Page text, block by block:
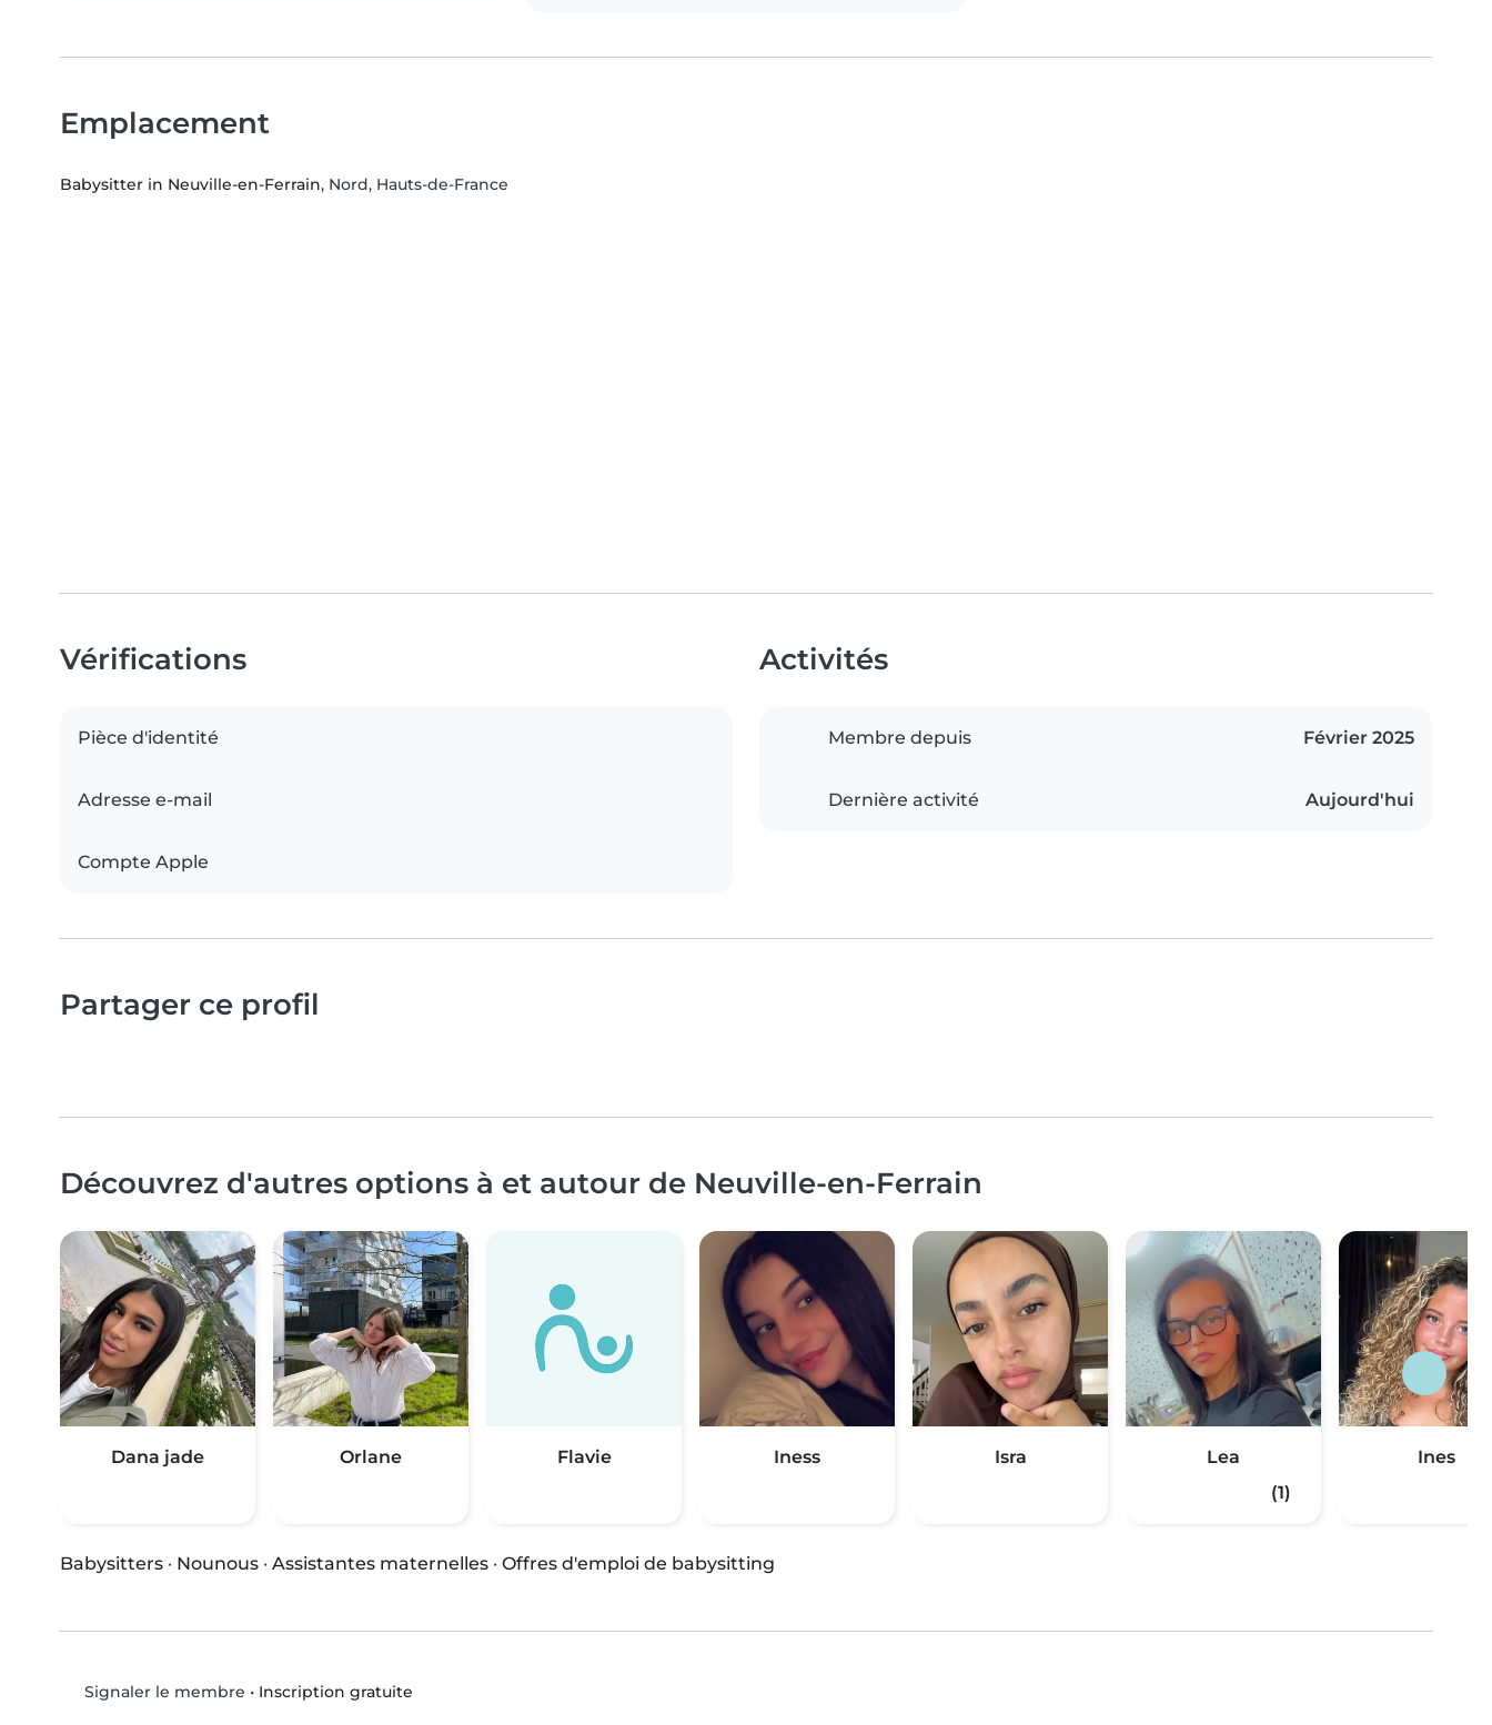
Emplacement
Babysitter in Neuville-en-Ferrain, Nord, Hauts-de-France
Vérifications
Pièce d'identité
Adresse e-mail
Compte Apple
Activités
Membre depuis Février 2025
Dernière activité Aujourd'hui
Partager ce profil
Découvrez d'autres options à et autour de Neuville-en-Ferrain
Dana jade Orlane Flavie Iness Isra
Lea
(1)
Ines
Babysitters · Nounous · Assistantes maternelles · Offres d'emploi de babysitting
Signaler le membre • Inscription gratuite